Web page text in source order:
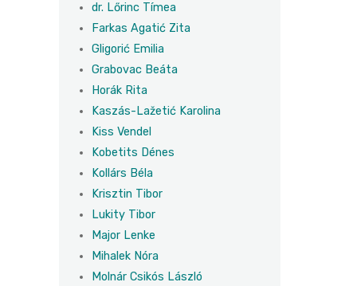
dr. Lőrinc Tímea
Farkas Agatić Zita
Gligorić Emilia
Grabovac Beáta
Horák Rita
Kaszás-Lažetić Karolina
Kiss Vendel
Kobetits Dénes
Kollárs Béla
Krisztin Tibor
Lukity Tibor
Major Lenke
Mihalek Nóra
Molnár Csikós László